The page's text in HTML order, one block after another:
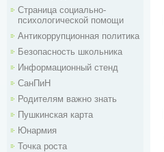
Страница социально-
психологической помощи
Антикоррупционная политика
Безопасность школьника
Информационный стенд
СанПиН
Родителям важно знать
Пушкинская карта
Юнармия
Точка роста